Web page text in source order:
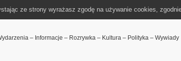
– Informacje – Rozrywka – Kultura – Polityka – Wywiady
ze strony wyrażasz zgodę na używanie cookies,